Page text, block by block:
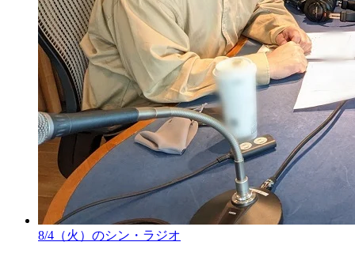
8/4（火）のシン・ラジオ